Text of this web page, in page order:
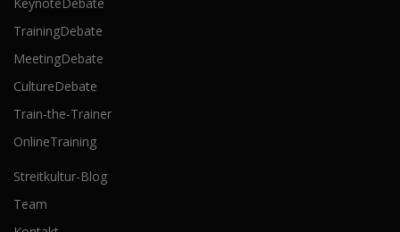
TrainingDebate
MeetingDebate
CultureDebate
Train-the-Trainer
OnlineTraining
Streitkultur-Blog
Team